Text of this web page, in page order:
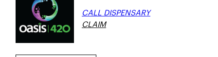
CALL DISPENSARY
CLAIM